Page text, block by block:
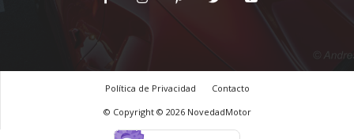
Política de Privacidad
Contacto
© Copyright © 2026 NovedadMotor